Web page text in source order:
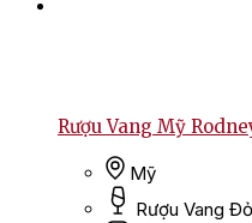
Rượu Vang Mỹ
Mỹ
Rượu Vang Đỏ